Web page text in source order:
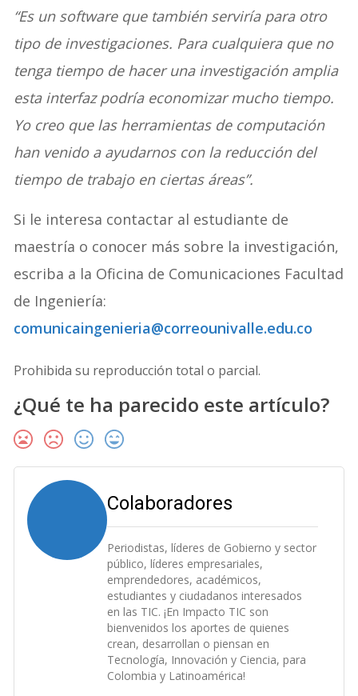
“Es un software que también serviría para otro
tipo de investigaciones. Para cualquiera que no
tenga tiempo de hacer una investigación amplia
esta interfaz podría economizar mucho tiempo.
Yo creo que las herramientas de computación
han venido a ayudarnos con la reducción del
tiempo de trabajo en ciertas áreas”.
Si le interesa contactar al estudiante de
maestría o conocer más sobre la investigación,
escriba a la Oficina de Comunicaciones Facultad
de Ingeniería:
comunicaingenieria@correounivalle.edu.co
Prohibida su reproducción total o parcial.
¿Qué te ha parecido este artículo?
Colaboradores
Periodistas, líderes de Gobierno y sector
público, líderes empresariales,
emprendedores, académicos,
estudiantes y ciudadanos interesados
en las TIC. ¡En Impacto TIC son
bienvenidos los aportes de quienes
crean, desarrollan o piensan en
Tecnología, Innovación y Ciencia, para
Colombia y Latinoamérica!